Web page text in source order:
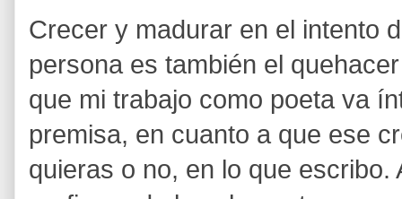
Crecer y madurar en el intento
persona es también el
que mi trabajo como poeta va
premisa, en cuanto a que ese
quieras o no, en lo que escribo.